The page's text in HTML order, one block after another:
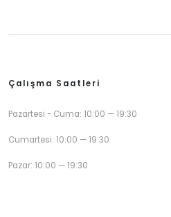
Çalışma Saatleri
Pazartesi - Cuma: 10:00 — 19:30
Cumartesi: 10:00 — 19:30
Pazar: 10:00 — 19:30